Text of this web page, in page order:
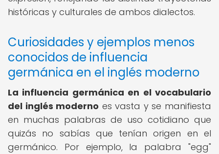
históricas y culturales de ambos dialectos.
Curiosidades y ejemplos menos
conocidos de influencia
germánica en el inglés moderno
La influencia germánica en el vocabulario
del inglés moderno es vasta y se manifiesta
en muchas palabras de uso cotidiano que
quizás no sabías que tenían origen en el
germánico. Por ejemplo, la palabra "egg"